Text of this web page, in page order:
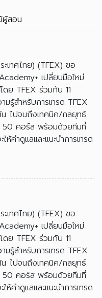
ผู้สอน
เทศไทย) (TFEX) ขอ
เปลี่ยนมือใหม่
ย TFEX ร่วมกับ 11
มรู้สำหรับการเทรด TFEX
น ไปจนถึงเทคนิค/กลยุทธ์
50 คอร์ส พร้อมด้วยทีมที่
คำดูแลและแนะนำการเทรด
เทศไทย) (TFEX) ขอ
เปลี่ยนมือใหม่
ย TFEX ร่วมกับ 11
มรู้สำหรับการเทรด TFEX
น ไปจนถึงเทคนิค/กลยุทธ์
50 คอร์ส พร้อมด้วยทีมที่
คำดูแลและแนะนำการเทรด